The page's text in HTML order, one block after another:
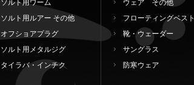
ソルト用ワーム
ソルト用ルアー その他
オフショアプラグ
ソルト用メタルジグ
タイラバ・インチク
ウェア その他
フローティングベスト
靴・ウェーダー
サングラス
防寒ウェア